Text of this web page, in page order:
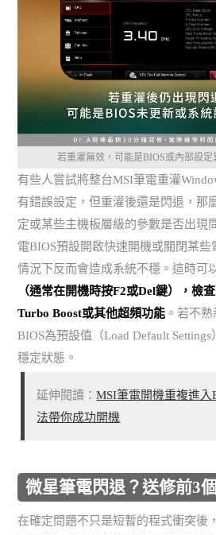
若重灌無效，可能是BIOS或內部設
有些人嘗試將整台MSI筆電重灌
有錯誤設定，但重灌後還是閃退，那
定或某些主機板層級的參數是否出現
電BIOS預設開啟快速開機或關閉某
情況下反而會造成系統不穩。這時可
（通常在開機時按F2或Del鍵），檢
Turbo Boost或其他超頻功能 。若不
BIOS為預設值（Load Default
穩定狀態。
延伸閱讀：MSI筆電開機重複進入
法帶你成功開機
微星筆電閃退？送修前3
在確定問題不只是短暫的程式衝突後